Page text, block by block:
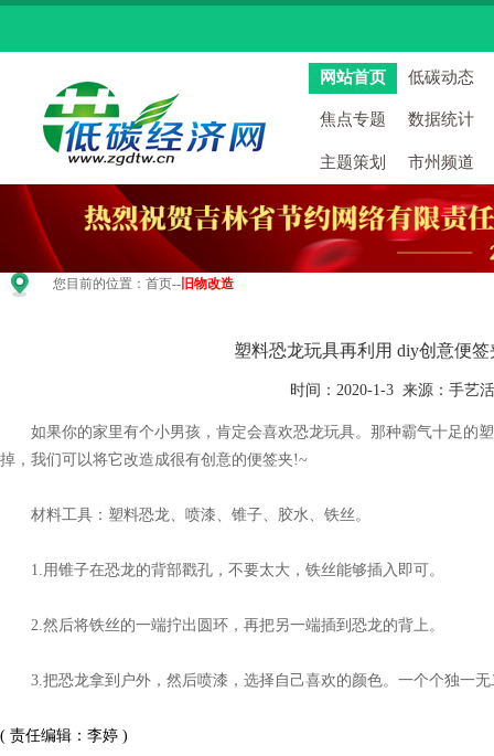
网站首页 低碳动态
焦点专题 数据统计
主题策划 市州频道
您目前的位置： 首页-- 旧物改造
塑料恐龙玩具再利用 diy创意便
时间：2020-1-3 来源：手艺
如果你的家里有个小男孩，肯定会喜欢恐龙玩具。那种霸气十足的
掉，我们可以将它改造成很有创意的便签夹!~
材料工具：塑料恐龙、喷漆、锥子、胶水、铁丝。
1.用锥子在恐龙的背部戳孔，不要太大，铁丝能够插入即可。
2.然后将铁丝的一端拧出圆环，再把另一端插到恐龙的背上。
3.把恐龙拿到户外，然后喷漆，选择自己喜欢的颜色。一个个独一无
( 责任编辑：李婷 )